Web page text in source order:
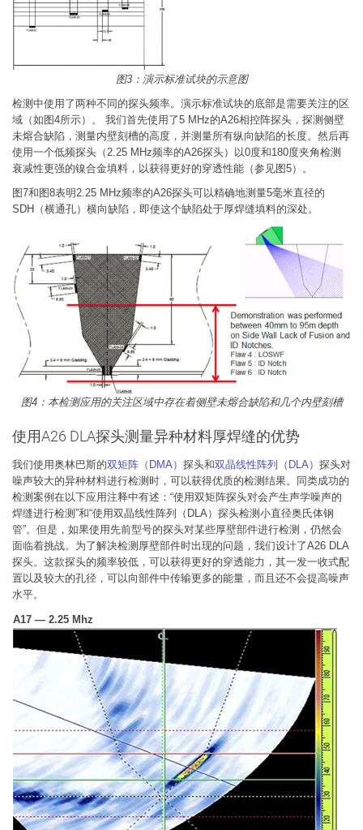
图3：演示标准试块的示意图
检测中使用了两种不同的探头频率。演示标准试块的底部是需要关注的区
域（如图4所示）。 我们首先使用了5 MHz的A26相控阵探头，探测侧壁
未熔合缺陷，测量内壁刻槽的高度，并测量所有纵向缺陷的长度。然后再
使用一个低频探头（2.25 MHz频率的A26探头）以0度和180度夹角检测
衰减性更强的镍合金填料，以获得更好的穿透性能（参见图5）。
图7和图8表明2.25 MHz频率的A26探头可以精确地测量5毫米直径的
SDH（横通孔）横向缺陷，即使这个缺陷处于厚焊缝填料的深处。
图4：本检测应用的关注区域中存在着侧壁未熔合缺陷和几个内壁刻槽
使用A26 DLA探头测量异种材料厚焊缝的优势
我们使用奥林巴斯的双矩阵 （DMA） 探头和双晶线性阵列 （DLA） 探头对
噪声较大的异种材料进行检测时，可以获得优质的检测结果。同类成功的
检测案例在以下应用注释中有述：“使用双矩阵探头对会产生声学噪声的
焊缝进行检测”和“使用双晶线性阵列（DLA）探头检测小直径奥氏体钢
管”。但是，如果使用先前型号的探头对某些厚壁部件进行检测，仍然会
面临着挑战。为了解决检测厚壁部件时出现的问题，我们设计了A26 DLA
探头。这款探头的频率较低，可以获得更好的穿透能力，其一发一收式配
置以及较大的孔径，可以向部件中传输更多的能量，而且还不会提高噪声
水平。
A17 — 2.25 Mhz